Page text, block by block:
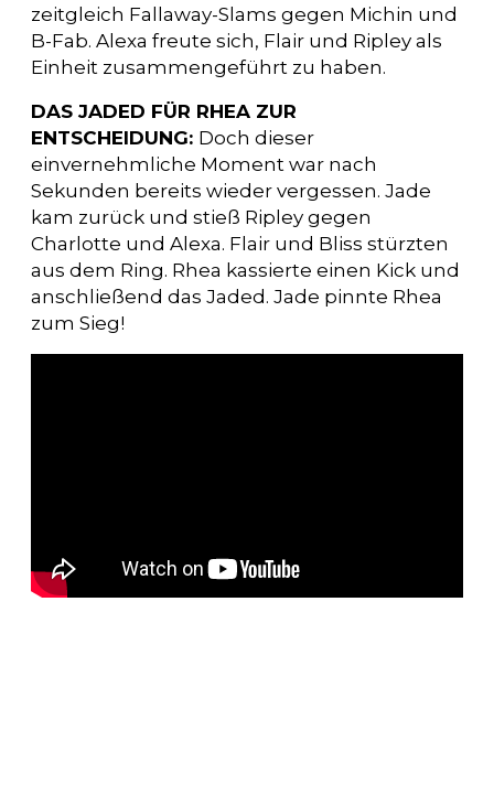
zeitgleich Fallaway-Slams gegen Michin und
B-Fab. Alexa freute sich, Flair und Ripley als
Einheit zusammengeführt zu haben.
DAS JADED FÜR RHEA ZUR
ENTSCHEIDUNG: Doch dieser
einvernehmliche Moment war nach
Sekunden bereits wieder vergessen. Jade
kam zurück und stieß Ripley gegen
Charlotte und Alexa. Flair und Bliss stürzten
aus dem Ring. Rhea kassierte einen Kick und
anschließend das Jaded. Jade pinnte Rhea
zum Sieg!